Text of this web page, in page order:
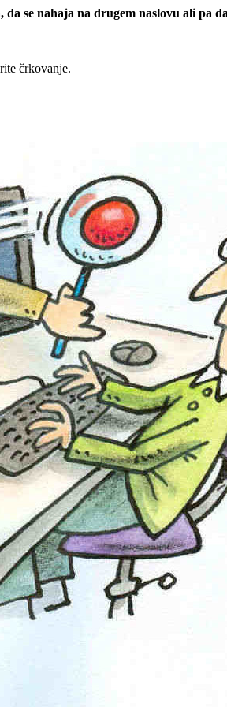
se nahaja na drugem naslovu ali pa
črkovanje.